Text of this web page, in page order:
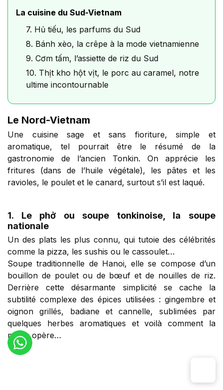
La cuisine du Sud-Vietnam
7. Hủ tiếu, les parfums du Sud
8. Bánh xèo, la crêpe à la mode vietnamienne
9. Cơm tấm, l’assiette de riz du Sud
10. Thịt kho hột vịt, le porc au caramel, notre
ultime incontournable
Le Nord-Vietnam
Une cuisine sage et sans fioriture, simple et
aromatique, tel pourrait être le résumé de la
gastronomie de l’ancien Tonkin. On apprécie les
fritures (dans de l’huile végétale), les pâtes et les
ravioles, le poulet et le canard, surtout s’il est laqué.
1. Le phở ou soupe tonkinoise, la soupe
nationale
Un des plats les plus connu, qui tutoie des célébrités
comme la pizza, les sushis ou le cassoulet…
Soupe traditionnelle de Hanoi, elle se compose d’un
bouillon de poulet ou de bœuf et de nouilles de riz.
Derrière cette désarmante simplicité se cache la
subtilité complexe des épices utilisées : gingembre et
oignon grillés, badiane et cannelle, sublimées par
quelques herbes aromatiques et voilà comment la
magie opère…